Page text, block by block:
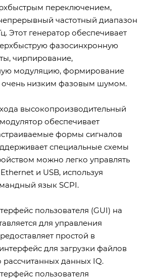
переключением,
частотный диапазон
Этот генератор обеспечивает
фазосинхронную
чирпирование,
модуляцию, формирование
очень низким фазовым шумом.
высокопроизводительный
обеспечивает
формы сигналов
специальные схемы
можно легко управлять
и USB, используя
язык SCPI.
пользователя (GUI) на
для управления
простой в
для загрузки файлов
рассчитанных данных IQ.
пользователя